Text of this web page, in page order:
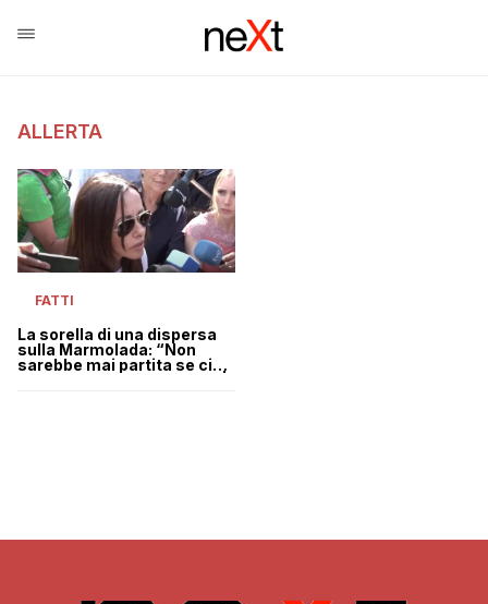
ALLERTA
FATTI
La sorella di una dispersa
sulla Marmolada: “Non
sarebbe mai partita se ci